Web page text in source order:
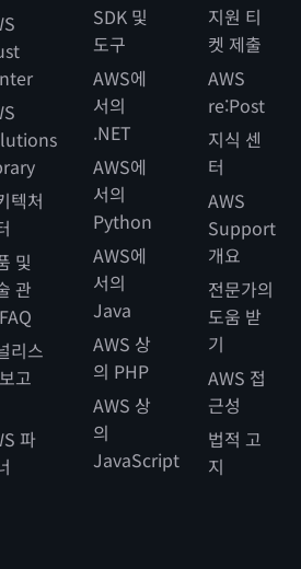
텍처
및
관
리스
고
파
SDK 및
도구
AWS에
서의
.NET
AWS에
서의
Python
AWS에
서의
Java
AWS 상
의 PHP
AWS 상
의
JavaScript
지원 티
켓 제출
AWS
re:Post
지식 센
터
AWS
Support
개요
전문가의
도움 받
기
AWS 접
근성
법적 고
지